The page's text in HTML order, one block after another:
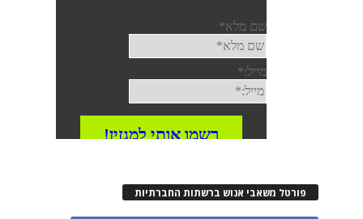
פורטל משאבי אנוש ברשתות החברתיות